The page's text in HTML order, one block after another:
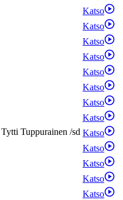
Katso
Katso
Katso
Katso
Katso
Katso
Katso
Katso
Tytti Tuppurainen /sd Katso
Katso
Katso
Katso
Katso